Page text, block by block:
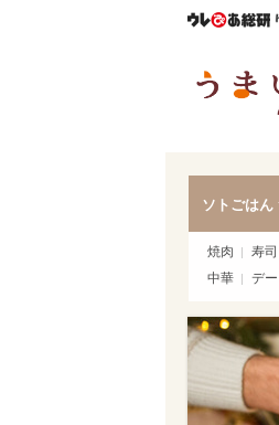
ソトごはん
焼肉 寿
中華
デ